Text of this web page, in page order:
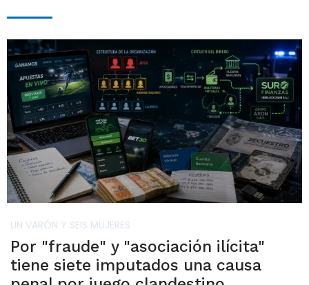
UN VARÓN Y SEIS MUJERES
Por "fraude" y "asociación ilícita"
tiene siete imputados una causa